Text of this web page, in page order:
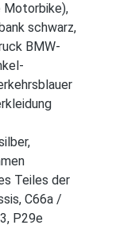
Motorbike),
schwarz,
BMW-
Teiles der
C66a /
P29e